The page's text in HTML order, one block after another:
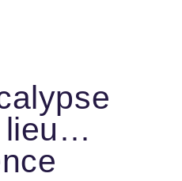
lieu…